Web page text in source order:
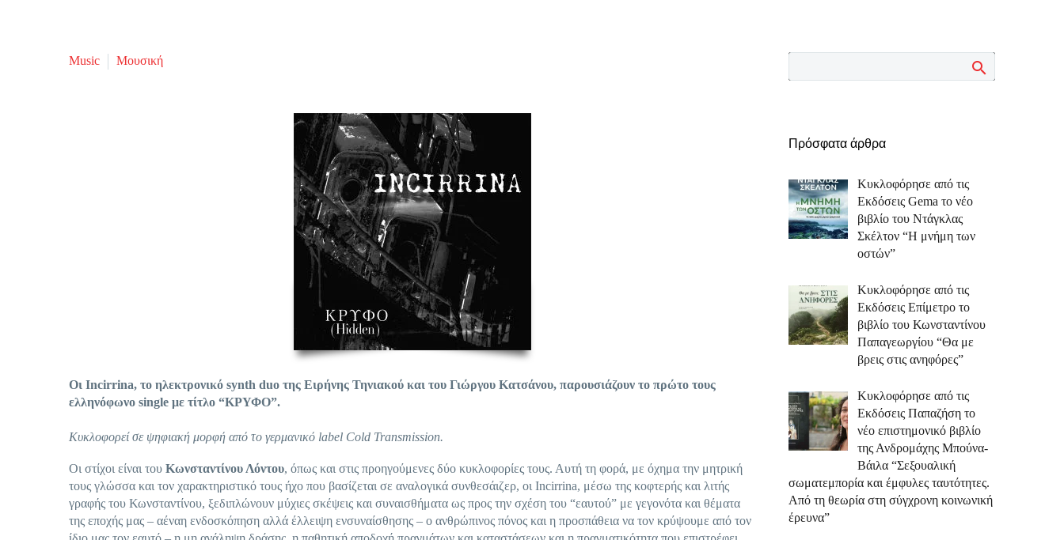
Music Μουσική
Οι Incirrina, το ηλεκτρονικό synth duo της Ειρήνης Τηνιακού και του Γιώργου Κατσάνου, παρουσιάζουν το πρώτο τους
ελληνόφωνο single με τίτλο “ΚΡΥΦΟ”.
Κυκλοφορεί σε ψηφιακή μορφή από το γερμανικό label Cold Transmission.
Οι στίχοι είναι του Κωνσταντίνου Λόντου, όπως και στις προηγούμενες δύο κυκλοφορίες τους. Αυτή τη φορά, με όχημα την μητρική
τους γλώσσα και τον χαρακτηριστικό τους ήχο που βασίζεται σε αναλογικά συνθεσάιζερ, οι Incirrina, μέσω της κοφτερής και λιτής
γραφής του Κωνσταντίνου, ξεδιπλώνουν μύχιες σκέψεις και συναισθήματα ως προς την σχέση του “εαυτού” με γεγονότα και θέματα
της εποχής μας – αέναη ενδοσκόπηση αλλά έλλειψη ενσυναίσθησης – ο ανθρώπινος πόνος και η προσπάθεια να τον κρύψουμε από τον
Πρόσφατα άρθρα
Κυκλοφόρησε από τις
Εκδόσεις Gema το νέο
βιβλίο του Ντάγκλας
Σκέλτον “Η μνήμη των
οστών”
Κυκλοφόρησε από τις
Εκδόσεις Επίμετρο το
βιβλίο του Κωνσταντίνου
Παπαγεωργίου “Θα με
βρεις στις ανηφόρες”
Κυκλοφόρησε από τις
Εκδόσεις Παπαζήση το
νέο επιστημονικό βιβλίο
της Ανδρομάχης Μπούνα-
Βάιλα “Σεξουαλική
σωματεμπορία και έμφυλες ταυτότητες.
Από τη θεωρία στη σύγχρονη κοινωνική
έρευνα”